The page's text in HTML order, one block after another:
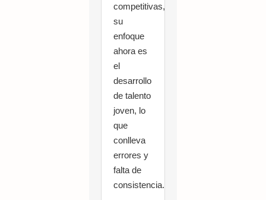
competitivas,
su
enfoque
ahora es
el
desarrollo
de talento
joven, lo
que
conlleva
errores y
falta de
consistencia.